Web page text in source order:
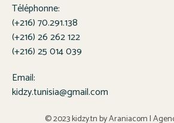
Téléphonne:
(+216) 70.291.138
(+216) 26 262 122
(+216) 25 014 039
Email:
kidzy.tunisia@gmail.com
© 2023 kidzy.tn byAraniacom|